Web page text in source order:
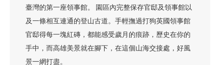
臺灣的第一座領事館。 園區內完整保存官邸及領事館以
及一條相互連通的登山古道。手輕撫過打狗英國領事館
官邸得每一塊紅磚，都能感受歲月的痕跡，歷史在你的
手中，而高雄美景就在腳下，在這個山海交接處，好風
景一網打盡。